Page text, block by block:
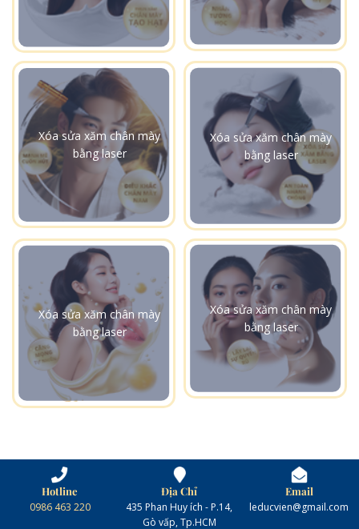
Xóa sửa xăm chân mày
bằng laser
Xóa sửa xăm chân mày
bằng laser
Xóa sửa xăm chân mày
bằng laser
Xóa sửa xăm chân mày
bằng laser
Hotline
0986 463 220
Địa Chỉ
435 Phan Huy ích - P.14,
Gò vấp, Tp.HCM
Email
leducvien@gmail.com